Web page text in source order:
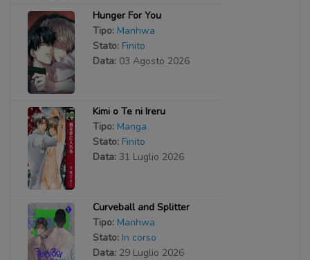
Hunger For You
Tipo: Manhwa
Stato: Finito
Data: 03 Agosto 2026
Kimi o Te ni Ireru
Tipo: Manga
Stato: Finito
Data: 31 Luglio 2026
Curveball and Splitter
Tipo: Manhwa
Stato: In corso
Data: 29 Luglio 2026